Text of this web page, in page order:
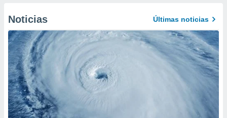
en
en
de
Noticias Últimas noticias